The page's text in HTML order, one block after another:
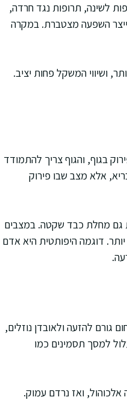
לשינה, תרופות נגד חרדה,
לייצר השפעה מצטברת. במקרה
ושיווי המשקל פחות יציב.
בגוף, והגוף צריך להתמודד
אלא מצב שבו פירוק
גם מחלת כבד שקטה. במצבים
יותר. דוגמה היפותטית היא אדם
גורם להזעה ולאובדן נוזלים,
למסך תסמינים כמו
ואז נרדם עמוק.